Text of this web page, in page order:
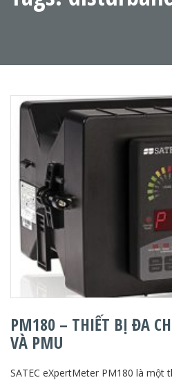
PM180 – THIẾT BỊ ĐA
VÀ PMU
SATEC eXpertMeter PM180 là một